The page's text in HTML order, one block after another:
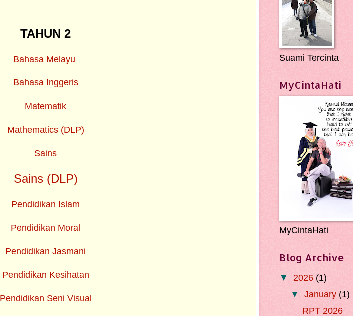
TAHUN 2
Bahasa Melayu
Bahasa Inggeris
Matematik
Mathematics (DLP)
Sains
Sains (DLP)
Pendidikan Islam
Pendidikan Moral
Pendidikan Jasmani
Pendidikan Kesihatan
Pendidikan Seni Visual
Suami Tercinta
MyCintaHati
MyCintaHati
Blog Archive
▼ 2026 (1)
▼January (1)
RPT 2026